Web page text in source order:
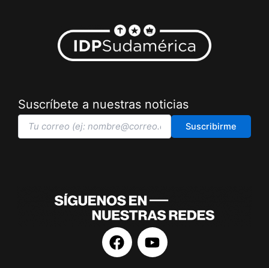
Suscríbete a nuestras noticias
Suscribirme
F
a
Y
o